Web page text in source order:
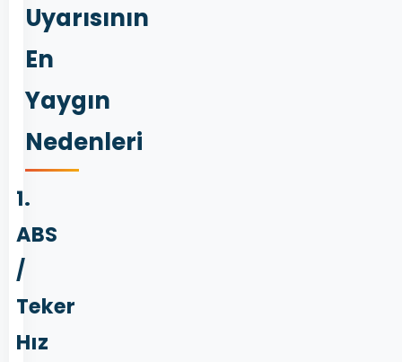
Uyarısının
En
Yaygın
Nedenleri
1.
ABS
/
Teker
Hız